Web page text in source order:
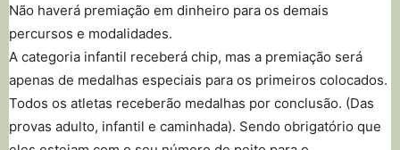
Não haverá premiação em dinheiro para os demais
percursos e modalidades.
A categoria infantil receberá chip, mas a premiação será
apenas de medalhas especiais para os primeiros colocados.
Todos os atletas receberão medalhas por conclusão. (Das
provas adulto, infantil e caminhada). Sendo obrigatório que